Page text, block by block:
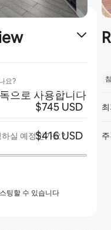
요?
으로 사용합니다
실 예정인가요?
팅할 수 있습니다
$745 USD
$416 USD